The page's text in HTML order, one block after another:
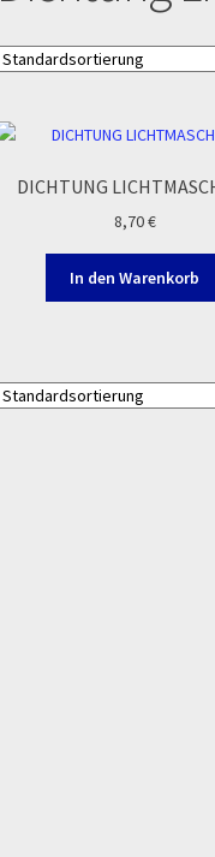
DICHTUNG
8,70€
In den Warenkorb